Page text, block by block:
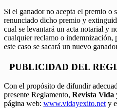
Si el ganador no acepta el premio o
renunciado dicho premio y
cual se levantará un acta notarial y
cualquier reclamo o indemnización,
este caso se sacará un nuevo
PUBLICIDAD DEL
Con el propósito de difundir
presente Reglamento, Revista Vida
página web: www.vidayexito.net y